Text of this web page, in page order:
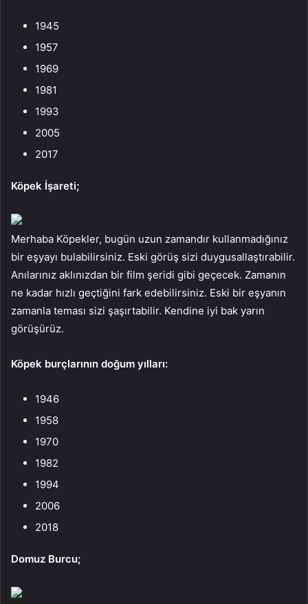
1945
1957
1969
1981
1993
2005
2017
Köpek İşareti;
Merhaba Köpekler, bugün uzun zamandır kullanmadığınız
bir eşyayı bulabilirsiniz. Eski görüş sizi duygusallaştırabilir.
Anılarınız aklınızdan bir film şeridi gibi geçecek. Zamanın
ne kadar hızlı geçtiğini fark edebilirsiniz. Eski bir eşyanın
zamanla teması sizi şaşırtabilir. Kendine iyi bak yarın
görüşürüz.
Köpek burçlarının doğum yılları:
1946
1958
1970
1982
1994
2006
2018
Domuz Burcu;